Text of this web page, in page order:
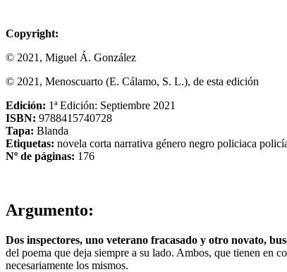
Copyright:
© 2021, Miguel Á. González
© 2021, Menoscuarto (E. Cálamo, S. L.), de esta edición
Edición: 1ª Edición: Septiembre 2021
ISBN: 9788415740728
Tapa: Blanda
Etiquetas: novela corta narrativa género negro policiaca
Nº de páginas: 176
Argumento:
Dos inspectores, uno veterano fracasado y otro novato,
del poema que deja siempre a su lado. Ambos, que tienen en
necesariamente los mismos.